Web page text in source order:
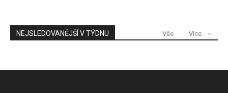
NEJSLEDOVANĚJŠÍ V TÝDNU Vše Více